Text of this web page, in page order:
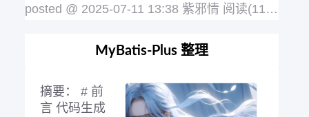
了一些人，
节点后拿到博客园来了，顺便夹杂着吐吐
槽， 面试前准备 提前准备 1、使用招聘
s://yiqifu.baidu.com/g/aqc/joblist?q=J
阅
读全文
posted @ 2025-07-11 13:38 紫邪情 阅读(1147)
MyBatis-Plus 整理
摘要： # 前
言 代码生成